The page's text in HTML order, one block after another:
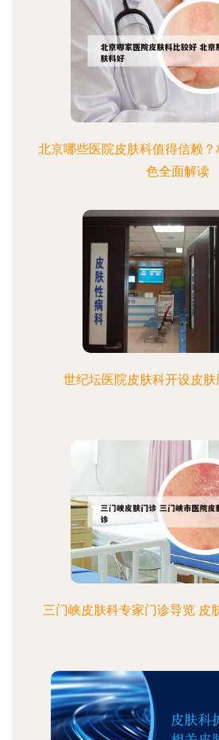
北京哪些医院皮肤科值得信赖
色全面解读
世纪坛医院皮肤科开设皮
三门峡皮肤科专家门诊导览 皮